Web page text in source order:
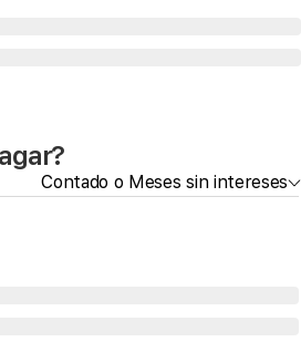
Contado o Meses sin intereses